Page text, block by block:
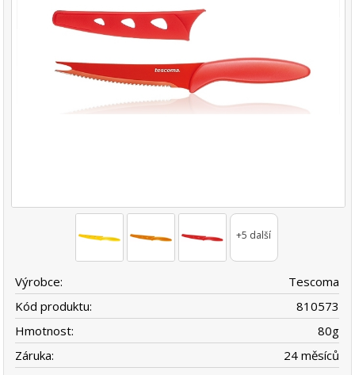
+5 další
Výrobce:
Tescoma
Kód produktu:
810573
Hmotnost:
80g
Záruka:
24 měsíců